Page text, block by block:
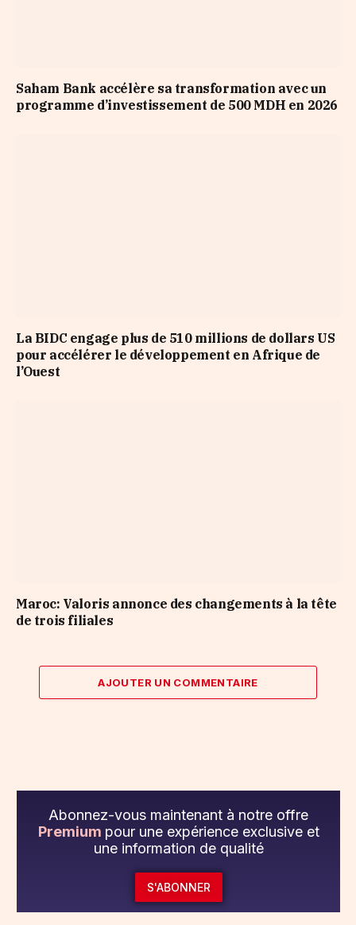
Saham Bank accélère sa transformation avec un
programme d’investissement de 500 MDH en 2026
La BIDC engage plus de 510 millions de dollars US
pour accélérer le développement en Afrique de
l’Ouest
Maroc: Valoris annonce des changements à la tête
de trois filiales
AJOUTER UN COMMENTAIRE
Abonnez-vous maintenant à notre offre
Premium pour une expérience exclusive et
une information de qualité
S'ABONNER